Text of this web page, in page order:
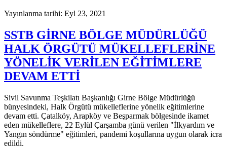
Yayınlanma tarihi: Eyl 23, 2021
SSTB GİRNE BÖLGE MÜDÜRLÜĞÜ
HALK ÖRGÜTÜ MÜKELLEFLERİNE
YÖNELİK VERİLEN EĞİTİMLERE
DEVAM ETTİ
Sivil Savunma Teşkilatı Başkanlığı Girne Bölge Müdürlüğü
bünyesindeki, Halk Örgütü mükelleflerine yönelik eğitimlerine
devam etti. Çatalköy, Arapköy ve Beşparmak bölgesinde ikamet
eden mükelleflere, 22 Eylül Çarşamba günü verilen "İlkyardım ve
Yangın söndürme" eğitimleri, pandemi koşullarına uygun olarak icra
edildi.